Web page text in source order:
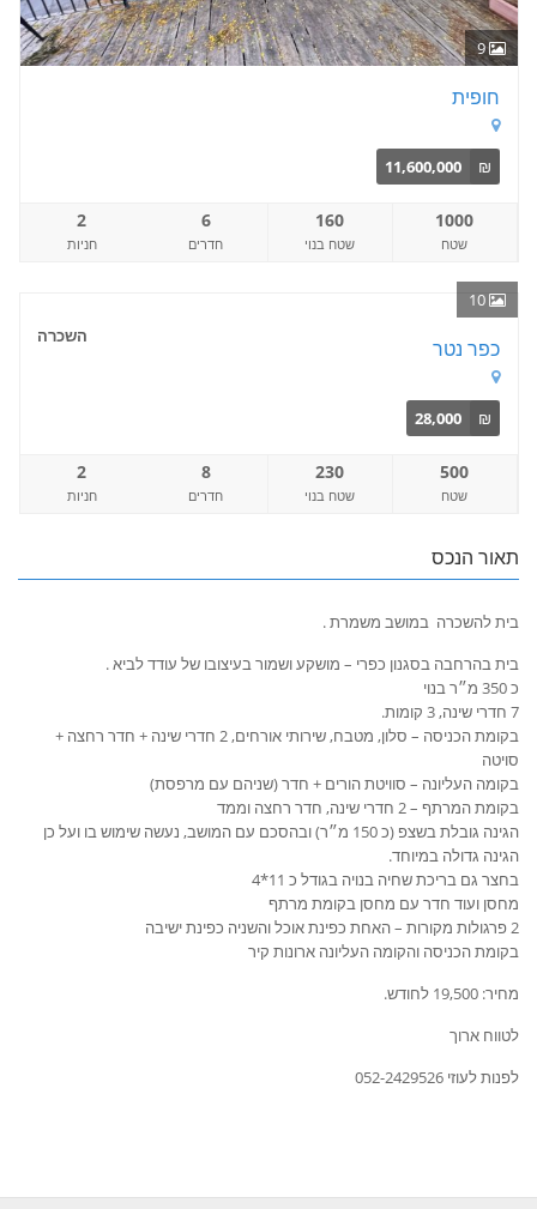
9
חופית
₪
11,600,000
1000
שטח
160
שטח בנוי
6
חדרים
2
חניות
10
השכרה
כפר נטר
₪
28,000
500
שטח
230
שטח בנוי
8
חדרים
2
חניות
תאור הנכס
בית להשכרה במושב משמרת .
בית בהרחבה בסגנון כפרי – מושקע ושמור בעיצובו של עודד לביא .
כ 350 מ״ר בנוי
7 חדרי שינה, 3 קומות.
בקומת הכניסה – סלון, מטבח, שירותי אורחים, 2 חדרי שינה + חדר רחצה +
סויטה
בקומה העליונה – סוויטת הורים + חדר (שניהם עם מרפסת)
בקומת המרתף – 2 חדרי שינה, חדר רחצה וממד
הגינה גובלת בשצפ (כ 150 מ״ר) ובהסכם עם המושב, נעשה שימוש בו ועל כן
הגינה גדולה במיוחד.
בחצר גם בריכת שחיה בנויה בגודל כ 11*4
מחסן ועוד חדר עם מחסן בקומת מרתף
2 פרגולות מקורות – האחת כפינת אוכל והשניה כפינת ישיבה
בקומת הכניסה והקומה העליונה ארונות קיר
מחיר: 19,500 לחודש.
לטווח ארוך
לפנות לעוזי 052-2429526